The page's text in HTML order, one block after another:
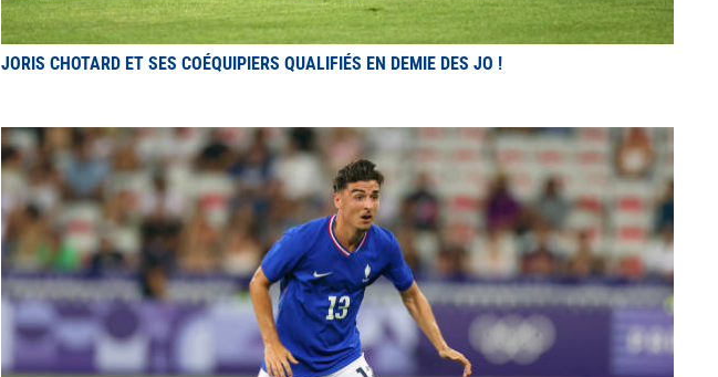
JORIS CHOTARD ET SES COÉQUIPIERS QUALIFIÉS EN DEMIE DES JO !